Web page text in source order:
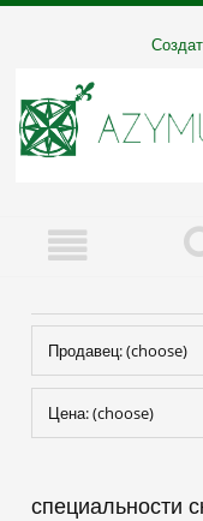
Продавец: (choose)
Цена: (choose)
специальности